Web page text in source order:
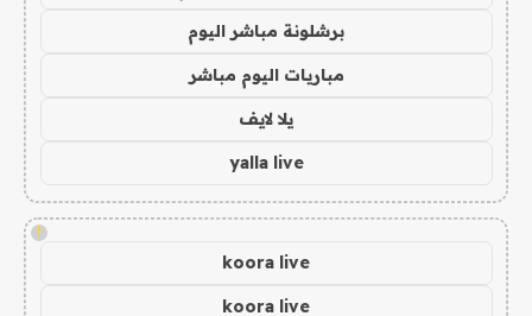
برشلونة مباشر اليوم
مباريات اليوم مباشر
يلا لايف
yalla live
!
koora live
koora live